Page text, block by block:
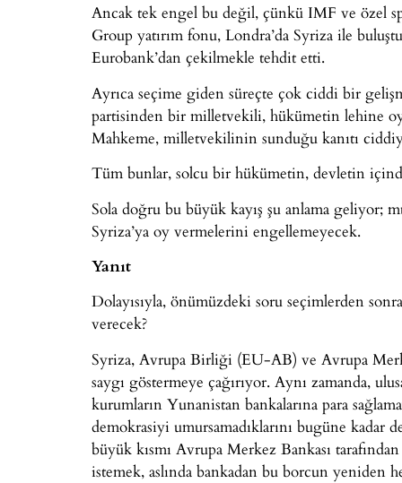
Ancak tek engel bu değil, çünkü IMF ve özel
Group yatırım fonu, Londra’da Syriza ile
Eurobank’dan çekilmekle tehdit etti.
Ayrıca seçime giden süreçte çok ciddi bir
partisinden bir milletvekili, hükümetin lehine
Mahkeme, milletvekilinin sunduğu kanıtı
Tüm bunlar, solcu bir hükümetin, devletin
Sola doğru bu büyük kayış şu anlama geliyor;
Syriza’ya oy vermelerini engellemeyecek.
Yanıt
Dolayısıyla, önümüzdeki soru seçimlerden
verecek?
Syriza, Avrupa Birliği (EU-AB) ve Avrupa
saygı göstermeye çağırıyor. Aynı zamanda,
kurumların Yunanistan bankalarına para
demokrasiyi umursamadıklarını bugüne kadar
büyük kısmı Avrupa Merkez Bankası
istemek, aslında bankadan bu borcun yeniden